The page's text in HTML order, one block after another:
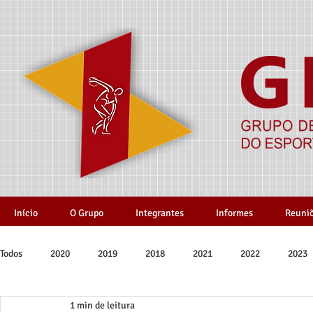
Início O Grupo Integrantes Informes
Todos 2020 2019 2018 2021 2022 2023
1 min de leitura